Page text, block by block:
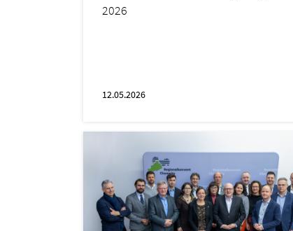
2026
12.05.2026